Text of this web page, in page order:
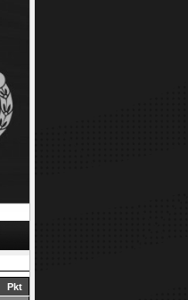
Pkt